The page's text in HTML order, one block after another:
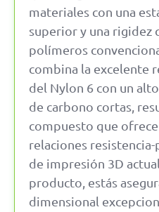
materiales con una
superior y una rigidez
polímeros
combina la excelente
del Nylon 6 con un
de carbono cortas,
compuesto que
relaciones
de impresión 3D
producto, estás
dimensional